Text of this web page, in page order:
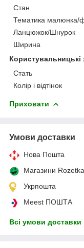
Стан
Тематика малюнка/
Ланцюжок/Шнурок
Ширина
Користувальницькі
Стать
Колір і відтінок
Приховати
Умови доставки
Нова Пошта
Магазини Rozetka
Укрпошта
Meest ПОШТА
Всі умови доставки